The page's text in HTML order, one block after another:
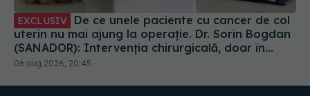
EXCLUSIV De ce unele paciente cu cancer de col
uterin nu mai ajung la operație. Dr. Sorin Bogdan
(SANADOR): Intervenția chirurgicală, doar în
situații particulare
06 aug 2026, 20:45